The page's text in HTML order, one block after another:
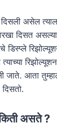
दिसली असेल
दिसत
जाते. आता
असते ?